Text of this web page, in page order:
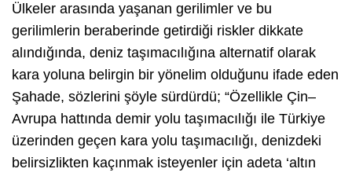
Ülkeler arasında yaşanan gerilimler ve bu
gerilimlerin beraberinde getirdiği riskler dikkate
alındığında, deniz taşımacılığına alternatif olarak
kara yoluna belirgin bir yönelim olduğunu ifade eden
Şahade, sözlerini şöyle sürdürdü; “Özellikle Çin–
Avrupa hattında demir yolu taşımacılığı ile Türkiye
üzerinden geçen kara yolu taşımacılığı, denizdeki
belirsizlikten kaçınmak isteyenler için adeta ‘altın